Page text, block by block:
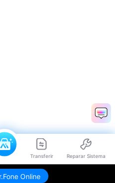
Transferir Reparar Sistema
Online